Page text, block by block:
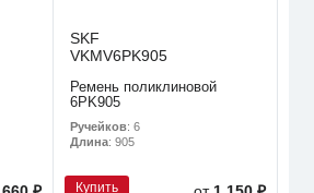
SKF
VKMV6PK905
Ремень поликлиновой
6PK905
Ручейков: 6
Длина: 905
Купить